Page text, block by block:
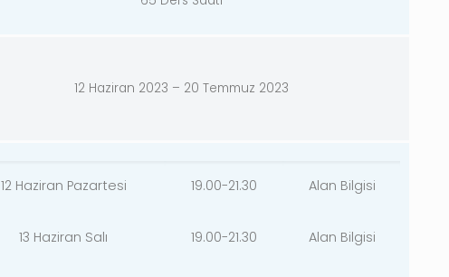
12 Haziran 2023 – 20 Temmuz 2023
12 Haziran Pazartesi 19.00-21.30 Alan Bilgisi
13 Haziran Salı 19.00-21.30 Alan Bilgisi